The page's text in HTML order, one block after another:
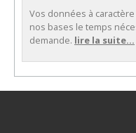
Vos données à
nos bases le temps
demande. lire la suite...